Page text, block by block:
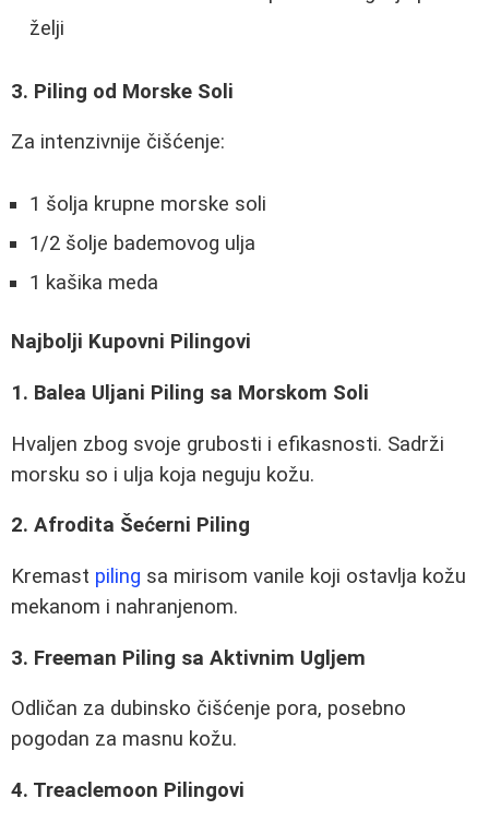
želji
3. Piling od Morske Soli
Za intenzivnije čišćenje:
1 šolja krupne morske soli
1/2 šolje bademovog ulja
1 kašika meda
Najbolji Kupovni Pilingovi
1. Balea Uljani Piling sa Morskom Soli
Hvaljen zbog svoje grubosti i efikasnosti. Sadrži
morsku so i ulja koja neguju kožu.
2. Afrodita Šećerni Piling
Kremast piling sa mirisom vanile koji ostavlja kožu
mekanom i nahranjenom.
3. Freeman Piling sa Aktivnim Ugljem
Odličan za dubinsko čišćenje pora, posebno
pogodan za masnu kožu.
4. Treaclemoon Pilingovi